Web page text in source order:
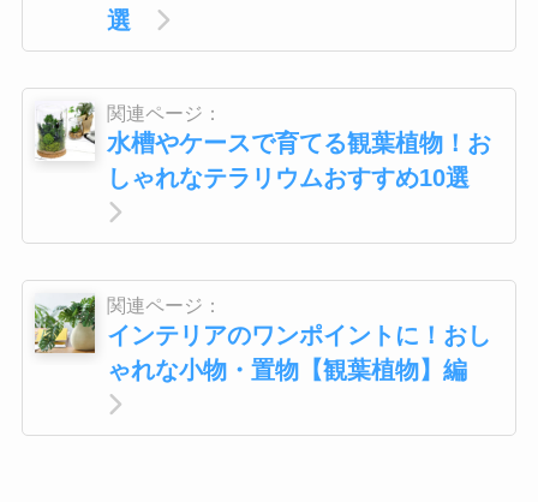
選
関連ページ：
水槽やケースで育てる観葉植物！お
しゃれなテラリウムおすすめ10選
関連ページ：
インテリアのワンポイントに！おし
ゃれな小物・置物【観葉植物】編